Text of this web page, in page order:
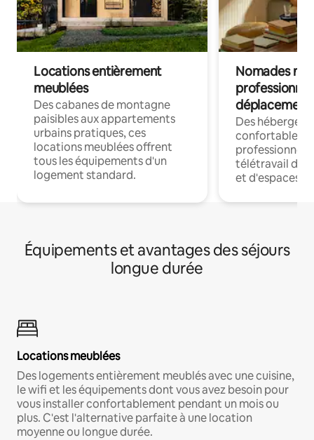
Locations entièrement
meublées
Des cabanes de montagne
paisibles aux appartements
urbains pratiques, ces
locations meublées offrent
tous les équipements d'un
logement standard.
Nomades
déplacement
Des
confortables
professionnels
télétravail
et d'espaces
Équipements et avantages des séjours
longue durée
Locations meublées
Des logements entièrement meublés avec une cuisine,
le wifi et les équipements dont vous avez besoin pour
vous installer confortablement pendant un mois ou
plus. C'est l'alternative parfaite à une location
moyenne ou longue durée.